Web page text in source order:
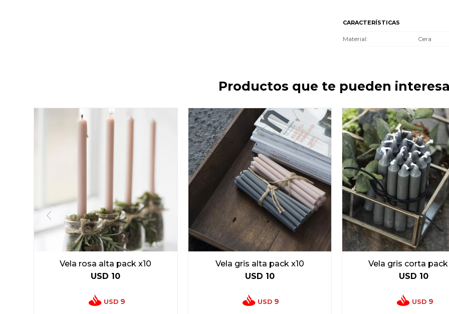
CARACTERÍSTICAS
Material Cera
Productos que te pueden
Vela rosa alta pack x10
USD 10
USD 9
Vela gris alta pack x10
USD 10
USD 9
Vela gris corta
USD 10
USD 9